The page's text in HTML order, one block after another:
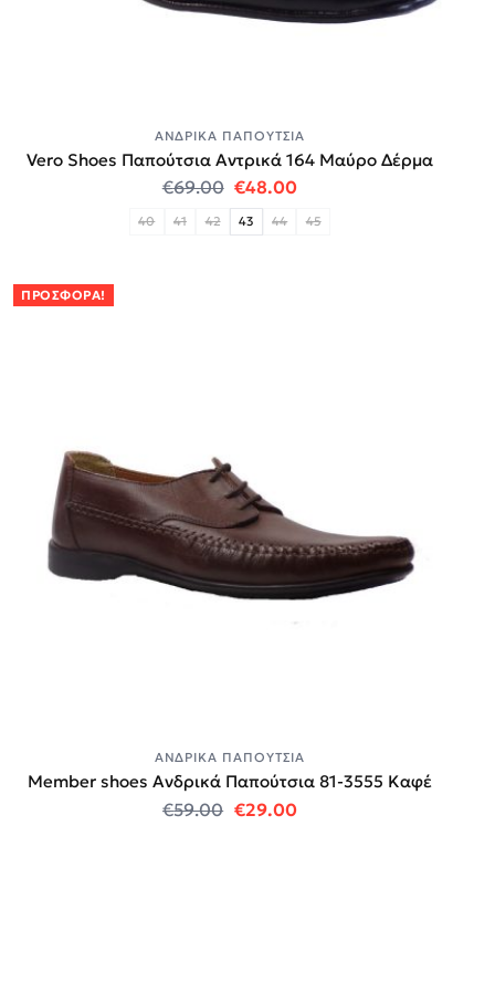
ΑΝΔΡΙΚΆ ΠΑΠΟΎΤΣΙΑ
Vero Shoes Παπούτσια Αντρικά 164 Μαύρο Δέρμα
€69.00 Original price was: €69.00.
€48.00Η τρέχουσα τιμή
40 41 42 43 44 45
ΠΡΟΣΦΟΡΆ!
ΑΝΔΡΙΚΆ ΠΑΠΟΎΤΣΙΑ
Member shoes Ανδρικά Παπούτσια 81-3555 Καφέ
€59.00 Original price was: €59.00.
€29.00Η τρέχουσα τιμή